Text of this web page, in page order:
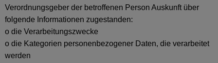
Verordnungsgeber der betroffenen Person Auskunft über
folgende Informationen zugestanden:
o die Verarbeitungszwecke
o die Kategorien personenbezogener Daten, die verarbeitet
werden